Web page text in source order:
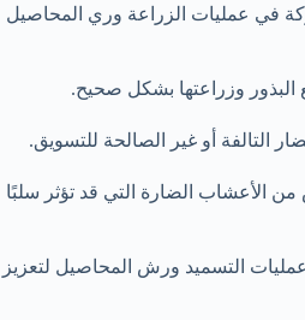
في عمليات الزراعة وري المحاصيل
البذور وزراعتها بشكل صحيح.
التالفة أو غير الصالحة للتسويق.
من الأعشاب الضارة التي قد تؤثر سلبًا
عمليات التسميد ورش المحاصيل لتعزيز